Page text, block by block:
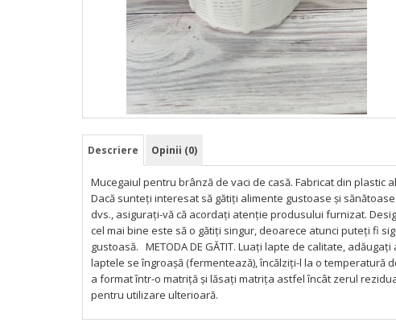
Descriere Opinii (0)
Mucegaiul pentru brânză de vaci de casă. Fabricat din plastic
Dacă sunteți interesat să gătiți alimente gustoase și
dvs., asigurați-vă că acordați atenție produsului furnizat.
cel mai bine este să o gătiți singur, deoarece atunci puteți fi
gustoasă. METODA DE GĂTIT. Luați lapte de calitate,
laptele se îngroașă (fermentează), încălziți-l la o temperatură
a format într-o matriță și lăsați matrița astfel încât zerul
pentru utilizare ulterioară.